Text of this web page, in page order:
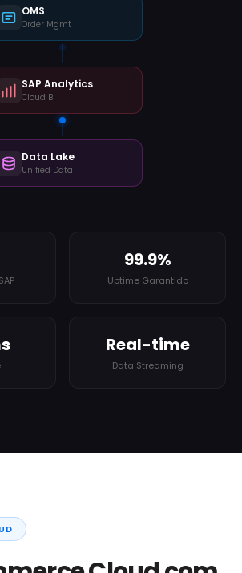
OMS
Order Mgmt
SAP Analytics
Cloud BI
Data Lake
Unified Data
99.9%
Uptime Garantido
Real-time
Data Streaming